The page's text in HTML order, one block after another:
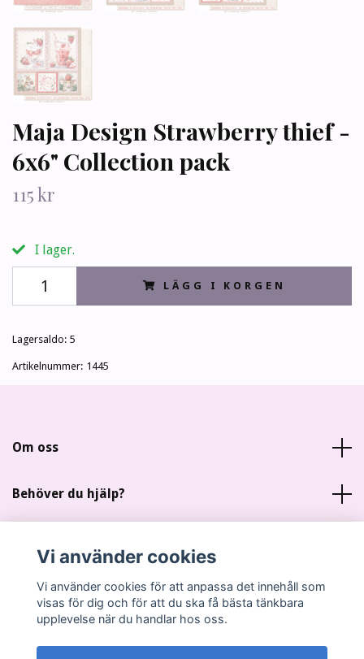
Maja Design Strawberry thief -
6x6" Collection pack
115 kr
I lager.
LÄGG I KORGEN
Lagersaldo: 5
Artikelnummer: 1445
Om oss
Behöver du hjälp?
Sociala medier
Vi använder cookies
Vi använder cookies för att anpassa det innehåll som
visas för dig och för att du ska få bästa tänkbara
upplevelse när du handlar hos oss.